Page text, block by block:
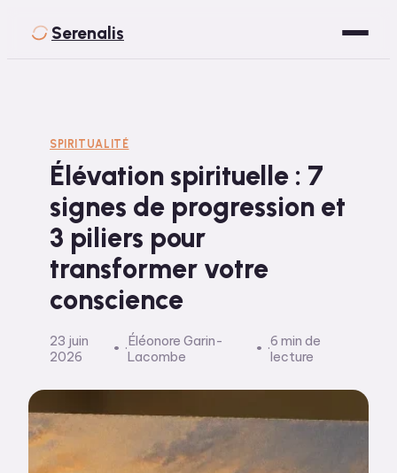
Serenalis
Bien-être
Développement Personnel
Spiritualité
Voyage
SPIRITUALITÉ
Élévation spirituelle : 7
signes de progression et
3 piliers pour
transformer votre
conscience
23 juin
2026
·Éléonore Garin-
Lacombe
·6 min de
lecture